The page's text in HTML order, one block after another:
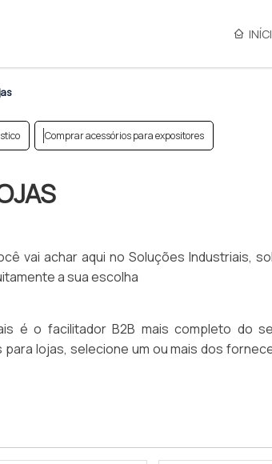
Comprar acessórios para expositores
vai achar aqui no Soluções Industriais,
a sua escolha
é o facilitador B2B mais completo do
lojas, selecione um ou mais dos